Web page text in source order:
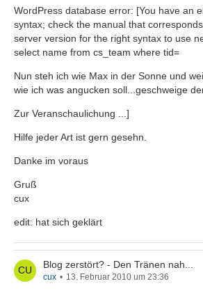
WordPress database error: [You have an
syntax; check the manual that
server version for the right syntax to use
select name from cs_team where tid=
Nun steh ich wie Max in der Sonne und
wie ich was angucken soll...geschweige
Zur Veranschaulichung ...]
Hilfe jeder Art ist gern gesehn.
Danke im voraus
Gruß
cux
edit: hat sich geklärt
Blog zerstört? - Den Tränen nah...
cux 13. Februar 2010 um 23:36